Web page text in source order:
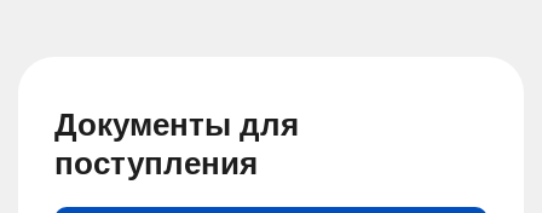
Документы для
поступления